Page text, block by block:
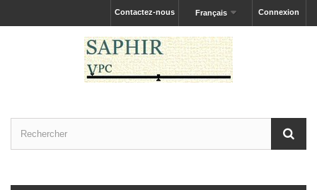
Connexion
Français
Contactez-nous